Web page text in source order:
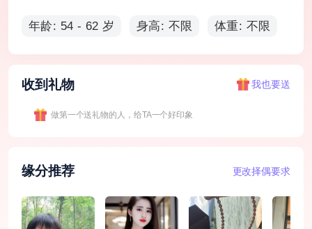
年龄: 54 - 62 岁 身高: 不限 体重: 不限
收到礼物 我也要送
做第一个送礼物的人，给TA一个好印象
缘分推荐 更改择偶要求